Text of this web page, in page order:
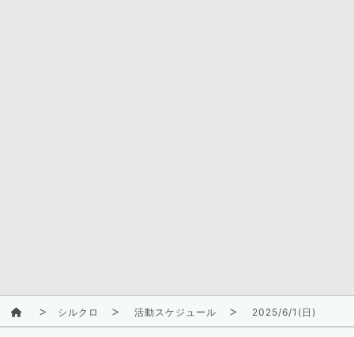
シルクロ 活動スケジュール 2025/6/1(日)